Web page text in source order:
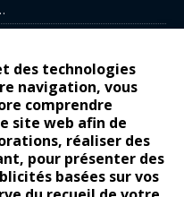
des technologies
navigation, vous
comprendre
site web afin de
réaliser des
pour présenter des
basées sur vos
Citroën